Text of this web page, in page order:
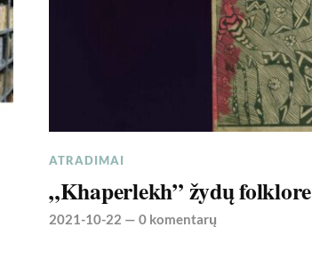
ATRADIMAI
„Khaperlekh” žydų folklore
2021-10-22 — 0 komentarų